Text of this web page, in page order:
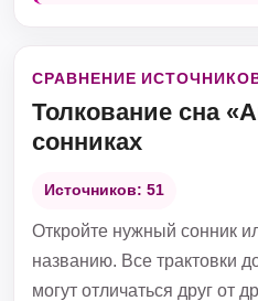
СРАВНЕНИЕ
Толкование сна
сонниках
Источников: 51
Откройте нужный сонник
названию. Все трактовки
могут отличаться друг от